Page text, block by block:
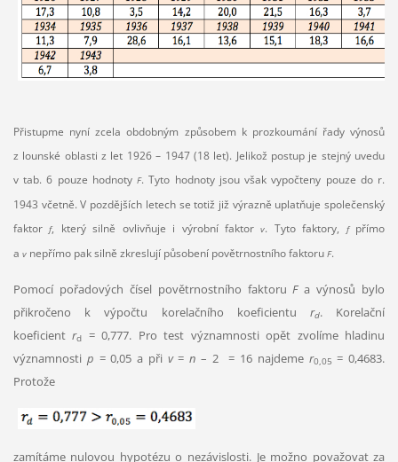
Přistupme nyní zcela obdobným způsobem k prozkoumání řady výnosů
z lounské oblasti z let 1926 – 1947 (18 let). Jelikož postup je stejný uvedu
v tab. 6 pouze hodnotyF. Tyto hodnoty jsou však vypočteny pouze do r.
1943 včetně. V pozdějších letech se totiž již výrazně uplatňuje společenský
faktorf, který silně ovlivňuje i výrobní faktorv. Tyto faktory, f přímo
a vnepřímo pak silně zkreslují působení povětrnostního faktoru F.
Pomocí pořadových čísel povětrnostního faktoruFa výnosů bylo
přikročeno k výpočtu korelačního koeficientu rd. Korelační
koeficientrd
= 0,777. Pro test významnosti opět zvolíme hladinu
významnosti p = 0,05 a při v=n – 2 = 16 najdeme r0,05 = 0,4683.
Protože
zamítáme nulovou hypotézu o nezávislosti. Je možno považovat za